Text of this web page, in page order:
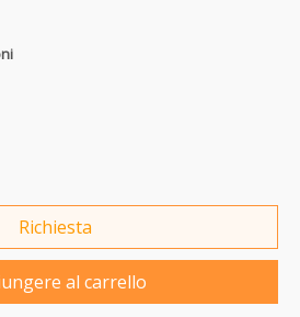
Richiesta
al carrello